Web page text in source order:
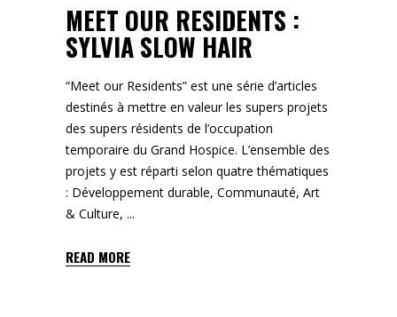
MEET OUR RESIDENTS :
SYLVIA SLOW HAIR
“Meet our Residents” est une série d’articles
destinés à mettre en valeur les supers projets
des supers résidents de l’occupation
temporaire du Grand Hospice. L’ensemble des
projets y est réparti selon quatre thématiques
: Développement durable, Communauté, Art
& Culture,
READ MORE